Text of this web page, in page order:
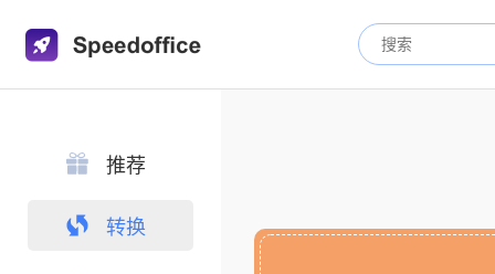
推荐
转换